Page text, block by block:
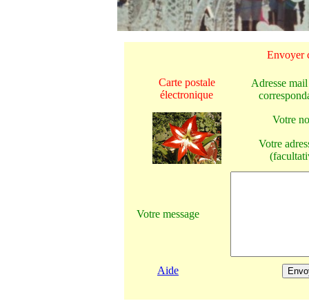
Envoyer
Carte postale
électronique
Adresse
Votre
Votre
Votre message
Aide